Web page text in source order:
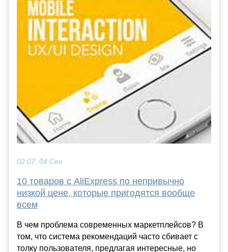
02:07, 04 Сен
10 товаров с AliExpress по непривычно
низкой цене, которые пригодятся вообще
всем
В чем проблема современных маркетплейсов? В
том, что система рекомендаций часто сбивает с
толку пользователя, предлагая интересные, но